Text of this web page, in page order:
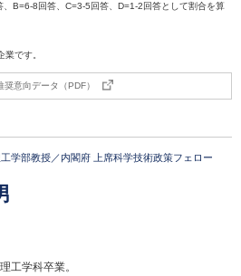
B=6-8回答、C=3-5回答、D=1-2回答として割合を算
です。
奨意向データ（PDF）
学部教授／内閣府 上席科学技術政策フェロー
工学科卒業。